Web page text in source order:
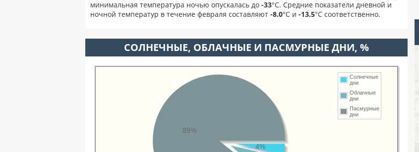
минимальная температура ночью опускалась до -33°C. Средние показатели дневной и
ночной температур в течение февраля составляют -8.0°С и -13.5°С соответственно.
CОЛНЕЧНЫЕ, ОБЛАЧНЫЕ И ПАСМУРНЫЕ ДНИ, %
Солнечные
дни
Облачные
дни
Пасмурные
дни
4%
89%